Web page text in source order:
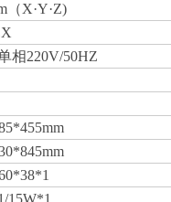
（X·Y·Z)
相220V/50HZ
15W*1